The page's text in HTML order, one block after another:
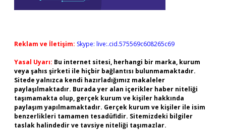
Reklam ve İletişim: Skype: live:.cid.575569c608265c69
Yasal Uyarı: Bu internet sitesi, herhangi bir marka, kurum
veya şahıs şirketi ile hiçbir bağlantısı bulunmamaktadır.
Sitede yalnızca kendi hazırladığımız makaleler
paylaşılmaktadır. Burada yer alan içerikler haber niteliği
taşımamakta olup, gerçek kurum ve kişiler hakkında
paylaşım yapılmamaktadır. Gerçek kurum ve kişiler ile isim
benzerlikleri tamamen tesadüfidir. Sitemizdeki bilgiler
taslak halindedir ve tavsiye niteliği taşımazlar.